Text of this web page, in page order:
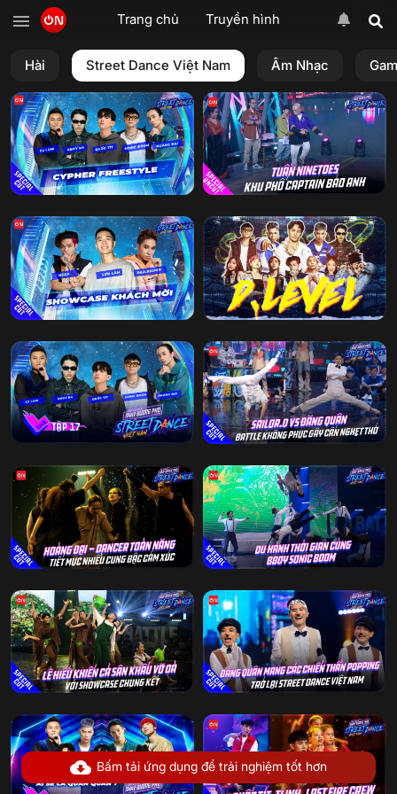
Trang chủ Truyền hình
Hài Street Dance Việt Nam Âm Nhạc
Bấm tải ứng dụng để trải nghiệm tốt hơn